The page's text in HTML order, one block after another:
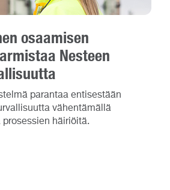
osaamisen
Nesteen
parantaa entisestään
vähentämällä
prosessien häiriöitä.